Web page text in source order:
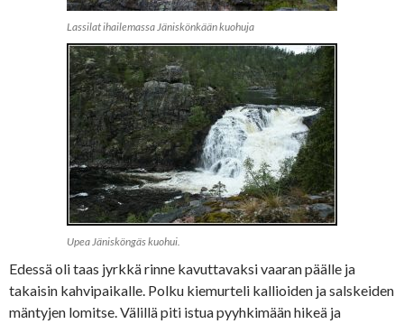
Lassilat ihailemassa Jäniskönkään kuohuja
Upea Jänisköngäs kuohui.
Edessä oli taas jyrkkä rinne kavuttavaksi vaaran päälle ja
takaisin kahvipaikalle. Polku kiemurteli kallioiden ja salskeiden
mäntyjen lomitse. Välillä piti istua pyyhkimään hikeä ja